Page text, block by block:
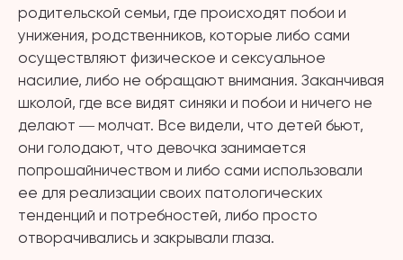
родительской семьи, где происходят побои и
унижения, родственников, которые либо сами
осуществляют физическое и сексуальное
насилие, либо не обращают внимания. Заканчивая
школой, где все видят синяки и побои и ничего не
делают ― молчат. Все видели, что детей бьют,
они голодают, что девочка занимается
попрошайничеством и либо сами использовали
ее для реализации своих патологических
тенденций и потребностей, либо просто
отворачивались и закрывали глаза.